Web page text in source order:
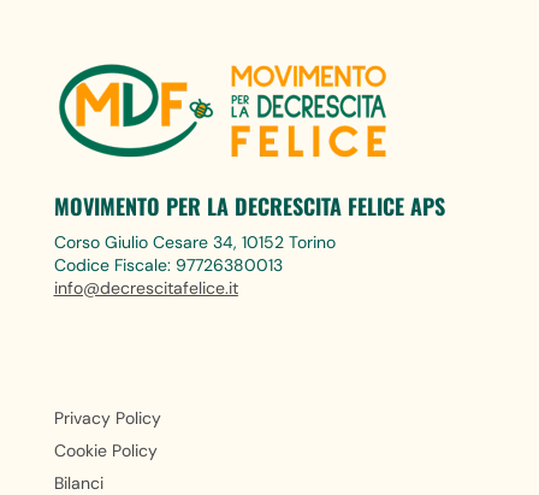
MOVIMENTO PER LA DECRESCITA FELICE APS
Corso Giulio Cesare 34, 10152 Torino
Codice Fiscale: 97726380013
info@decrescitafelice.it
Privacy Policy
Cookie Policy
Bilanci